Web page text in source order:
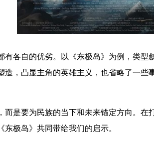
有各自的优劣。以《东极岛》为例，类
造，凸显主角的英雄主义，也省略了一
而是要为民族的当下和未来锚定方向。
极岛》共同带给我们的启示。